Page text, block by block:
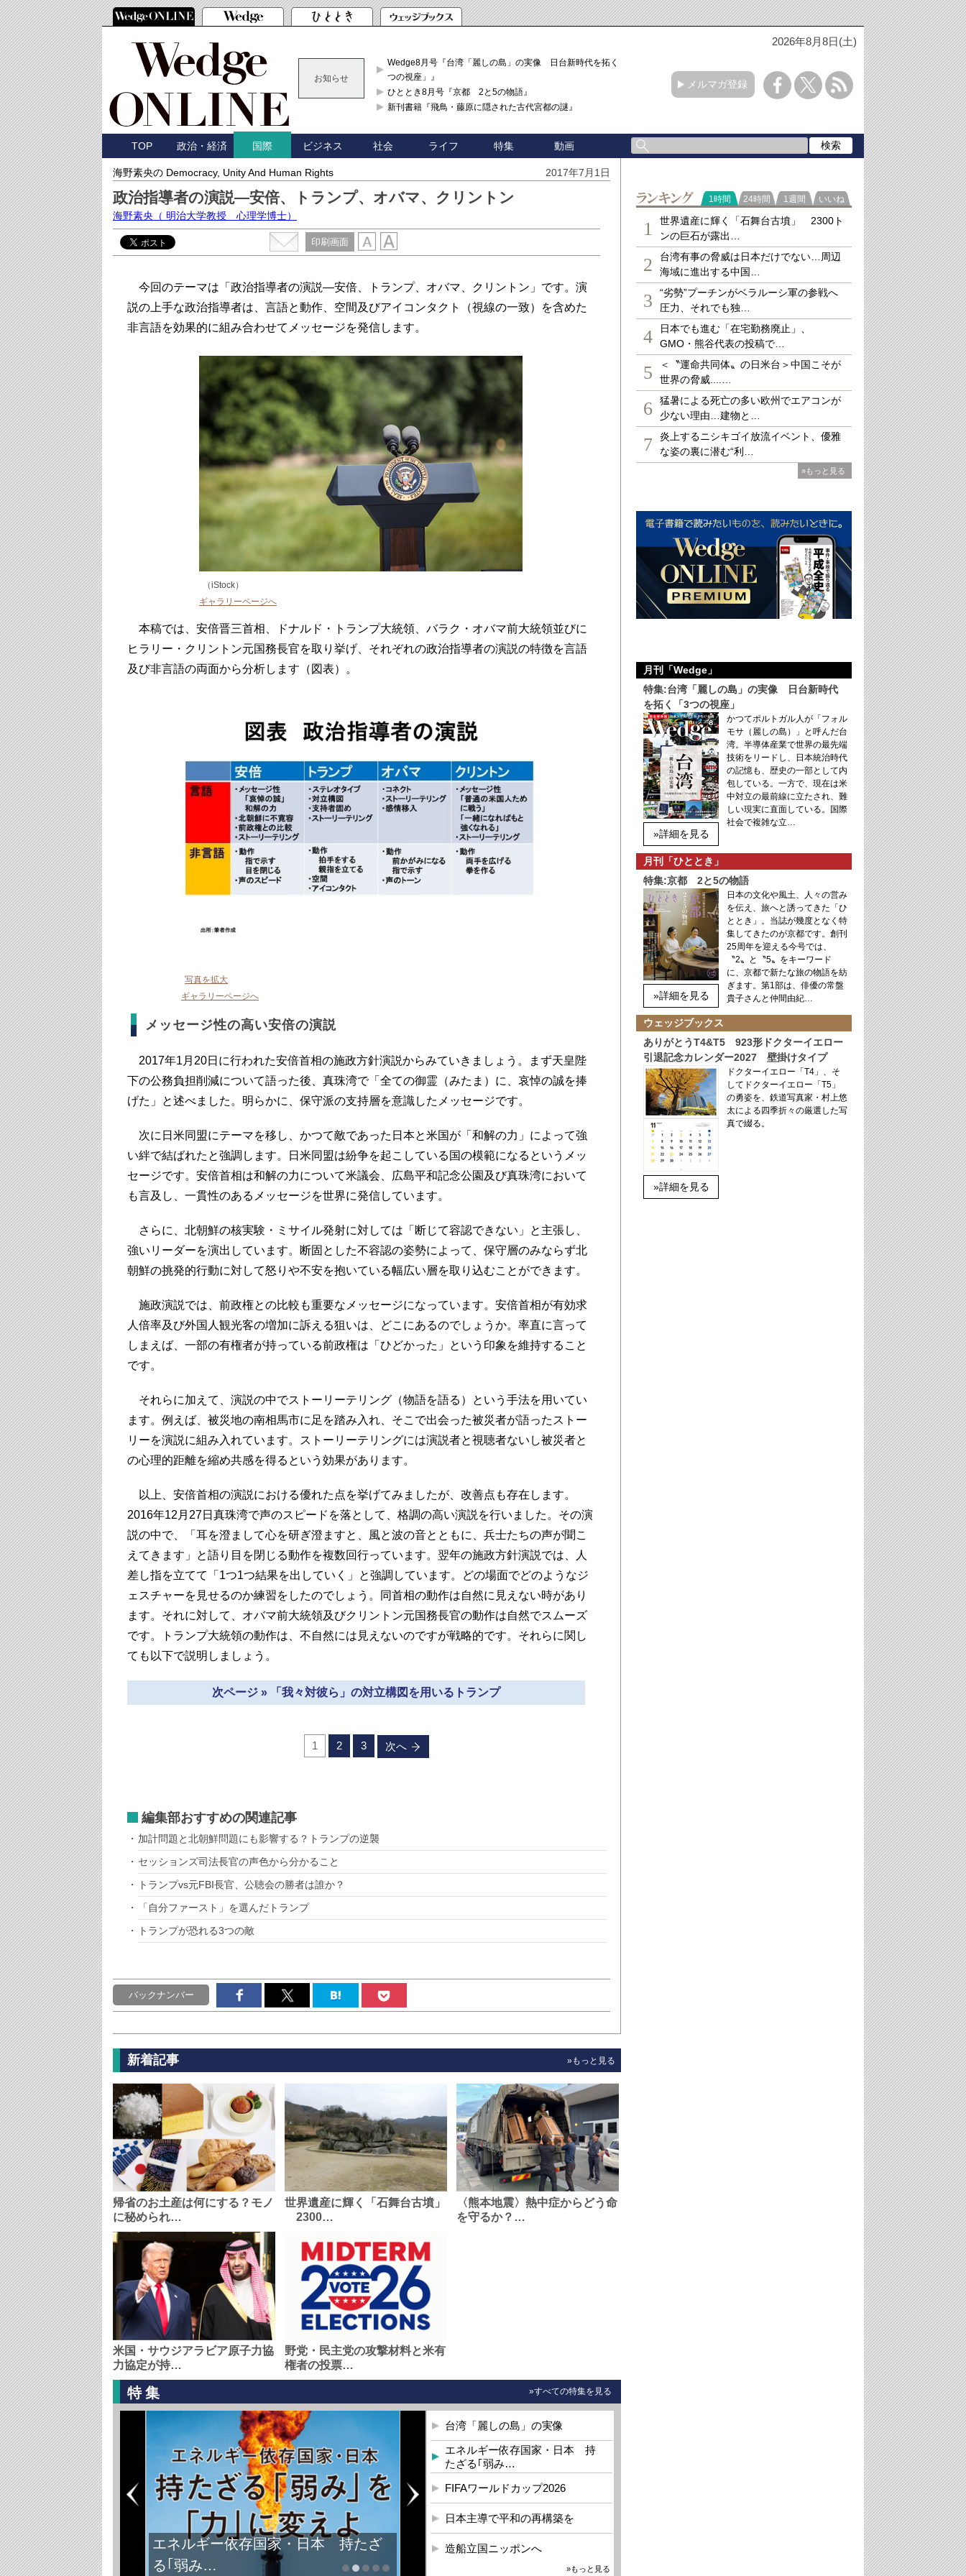
2026年8月8日(土)
お知らせ
Wedge8月号『台湾「麗しの島」の実像 日台新時代を拓く「3
つの視座」』
ひととき8月号『京都 2と5の物語』
新刊書籍『飛鳥・藤原に隠された古代宮都の謎』
メルマガ登録
TOP 政治・経済 国際 ビジネス 社会 ライフ 特集 動画
海野素央の Democracy, Unity And Human Rights 2017年7月1日
政治指導者の演説―安倍、トランプ、オバマ、クリントン
海野素央 （ 明治大学教授 心理学博士）
印刷画面
今回のテーマは「政治指導者の演説―安倍、トランプ、オバマ、クリントン」です。演
説の上手な政治指導者は、言語と動作、空間及びアイコンタクト（視線の一致）を含めた
非言語を効果的に組み合わせてメッセージを発信します。
（iStock）
ギャラリーページへ
本稿では、安倍晋三首相、ドナルド・トランプ大統領、バラク・オバマ前大統領並びに
ヒラリー・クリントン元国務長官を取り挙げ、それぞれの政治指導者の演説の特徴を言語
及び非言語の両面から分析します（図表）。
写真を拡大
ギャラリーページへ
メッセージ性の高い安倍の演説
2017年1月20日に行われた安倍首相の施政方針演説からみていきましょう。まず天皇陛
下の公務負担削減について語った後、真珠湾で「全ての御霊（みたま）に、哀悼の誠を捧
げた」と述べました。明らかに、保守派の支持層を意識したメッセージです。
次に日米同盟にテーマを移し、かつて敵であった日本と米国が「和解の力」によって強
い絆で結ばれたと強調します。日米同盟は紛争を起こしている国の模範になるというメッ
セージです。安倍首相は和解の力について米議会、広島平和記念公園及び真珠湾において
も言及し、一貫性のあるメッセージを世界に発信しています。
さらに、北朝鮮の核実験・ミサイル発射に対しては「断じて容認できない」と主張し、
強いリーダーを演出しています。断固とした不容認の姿勢によって、保守層のみならず北
朝鮮の挑発的行動に対して怒りや不安を抱いている幅広い層を取り込むことができます。
施政演説では、前政権との比較も重要なメッセージになっています。安倍首相が有効求
人倍率及び外国人観光客の増加に訴える狙いは、どこにあるのでしょうか。率直に言って
しまえば、一部の有権者が持っている前政権は「ひどかった」という印象を維持すること
です。
それらに加えて、演説の中でストーリーテリング（物語を語る）という手法を用いてい
ます。例えば、被災地の南相馬市に足を踏み入れ、そこで出会った被災者が語ったストー
リーを演説に組み入れています。ストーリーテリングには演説者と視聴者ないし被災者と
の心理的距離を縮め共感を得るという効果があります。
以上、安倍首相の演説における優れた点を挙げてみましたが、改善点も存在します。
2016年12月27日真珠湾で声のスピードを落として、格調の高い演説を行いました。その演
説の中で、「耳を澄まして心を研ぎ澄ますと、風と波の音とともに、兵士たちの声が聞こ
えてきます」と語り目を閉じる動作を複数回行っています。翌年の施政方針演説では、人
差し指を立てて「1つ1つ結果を出していく」と強調しています。どの場面でどのようなジ
ェスチャーを見せるのか練習をしたのでしょう。同首相の動作は自然に見えない時があり
ます。それに対して、オバマ前大統領及びクリントン元国務長官の動作は自然でスムーズ
です。トランプ大統領の動作は、不自然には見えないのですが戦略的です。それらに関し
ても以下で説明しましょう。
次ページ » 「我々対彼ら」の対立構図を用いるトランプ
1 2 3 次へ
編集部おすすめの関連記事
加計問題と北朝鮮問題にも影響する？トランプの逆襲
セッションズ司法長官の声色から分かること
トランプvs元FBI長官、公聴会の勝者は誰か？
「自分ファースト」を選んだトランプ
トランプが恐れる3つの敵
バックナンバー
新着記事 »もっと見る
帰省のお土産は何にする？モノ
に秘められ…
世界遺産に輝く「石舞台古墳」
2300…
〈熊本地震〉熱中症からどう命
を守るか？…
米国・サウジアラビア原子力協
力協定が持…
野党・民主党の攻撃材料と米有
権者の投票…
特集 »すべての特集を見る
エネルギー依存国家・日本 持たざ
る｢弱み…
台湾「麗しの島」の実像
エネルギー依存国家・日本 持
たざる｢弱み…
FIFAワールドカップ2026
日本主導で平和の再構築を
造船立国ニッポンへ
»もっと見る
ランキング
1時間 24時間 1週間 いいね
1
世界遺産に輝く「石舞台古墳」 2300ト
ンの巨石が露出…
2
台湾有事の脅威は日本だけでない…周辺
海域に進出する中国…
3
“劣勢”プーチンがベラルーシ軍の参戦へ
圧力、それでも独…
4
日本でも進む「在宅勤務廃止」、
GMO・熊谷代表の投稿で…
5
＜〝運命共同体〟の日米台＞中国こそが
世界の脅威....…
6
猛暑による死亡の多い欧州でエアコンが
少ない理由…建物と…
7
炎上するニシキゴイ放流イベント、優雅
な姿の裏に潜む“利…
»もっと見る
月刊「Wedge」
特集:台湾「麗しの島」の実像 日台新時代
を拓く「3つの視座」
»詳細を見る
かつてポルトガル人が「フォル
モサ（麗しの島）」と呼んだ台
湾。半導体産業で世界の最先端
技術をリードし、日本統治時代
の記憶も、歴史の一部として内
包している。一方で、現在は米
中対立の最前線に立たされ、難
しい現実に直面している。国際
社会で複雑な立…
月刊「ひととき」
特集:京都 2と5の物語
»詳細を見る
日本の文化や風土、人々の営み
を伝え、旅へと誘ってきた「ひ
ととき」。当誌が幾度となく特
集してきたのが京都です。創刊
25周年を迎える今号では、
〝2〟と〝5〟をキーワード
に、京都で新たな旅の物語を紡
ぎます。第1部は、俳優の常盤
貴子さんと仲間由紀…
ウェッジブックス
ありがとうT4&T5 923形ドクターイエロー
引退記念カレンダー2027 壁掛けタイプ
»詳細を見る
ドクターイエロー「T4」、そ
してドクターイエロー「T5」
の勇姿を、鉄道写真家・村上悠
太による四季折々の厳選した写
真で綴る。